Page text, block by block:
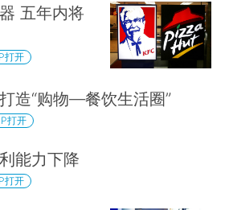
五年内将
打开
造“购物—餐饮生活圈”
打开
能力下降
打开